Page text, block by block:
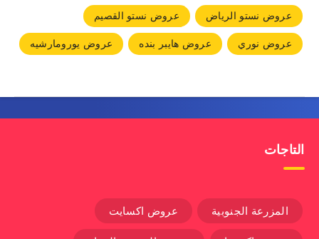
عروض نستو الرياض
عروض نستو القصيم
عروض نوري
عروض هايبر بنده عروض يورومارشيه
التاجات
المزرعة الجنوبية عروض اكسايت